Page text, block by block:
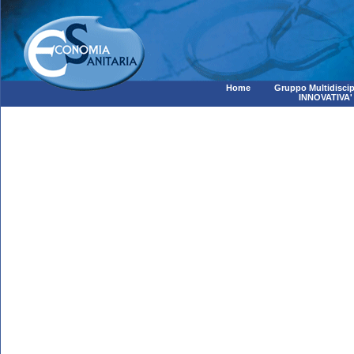
Home
Gruppo
INNOVATIVA'